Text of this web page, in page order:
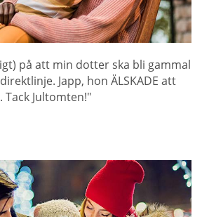
på att min dotter ska bli gammal
Japp, hon ÄLSKADE att
Tack Jultomten!"